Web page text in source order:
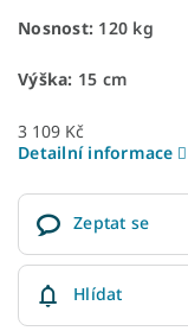
Nosnost: 120 kg
Výška: 15 cm
3 109 Kč
Detailní informace
Zeptat se
Hlídat